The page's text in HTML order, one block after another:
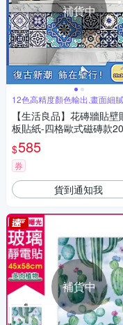
補貨中
12色高精度顏色輸出,畫面細膩
【生活良品】花磚牆貼壁
板貼紙-四格歐式磁磚款
0x20cm(防水即撕即貼)
$585
券
貨到通知我
補貨中